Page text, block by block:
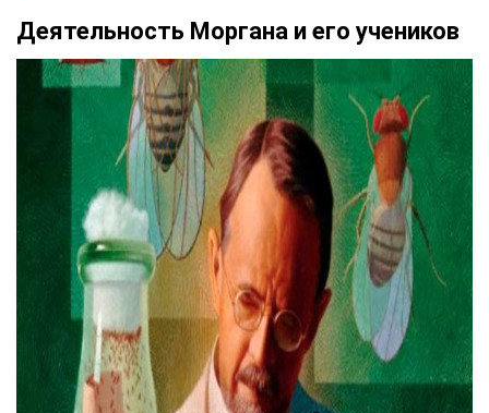
Деятельность Моргана и его учеников